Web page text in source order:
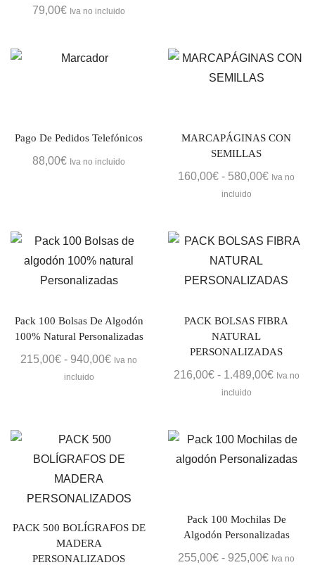
79,00€ Iva no incluido
Pago De Pedidos Telefónicos
88,00€ Iva no incluido
MARCAPÁGINAS CON
SEMILLAS
160,00€ - 580,00€Rango
160,00€
580,00€
Iva no
incluido
Pack 100 Bolsas De Algodón
100% Natural Personalizadas
215,00€ - 940,00€Rango
hasta
940,00€
Iva no
incluido
PACK BOLSAS FIBRA
NATURAL
PERSONALIZADAS
216,00€ - 1.489,00€Rango
216,00€
hasta
Iva no
incluido
PACK 500 BOLÍGRAFOS DE
MADERA
PERSONALIZADOS
Pack 100 Mochilas De
Algodón Personalizadas
255,00€ - 925,00€Rango
Iva no